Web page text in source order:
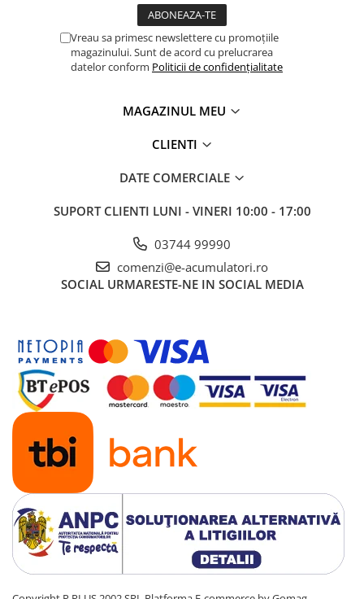
Dulapuri pentru cablare
structurata
Lumina (Becuri si Lanterne)
Laptop & PC accesorii, baterii,
cabluri USB, prelungitoare USB
Cablu de date si Adaptoare
Sisteme de prindere
Statii de incarcare EV
OUTLET
Pompe de caldura
Vreau sa primesc newslettere cu promoțiile
magazinului. Sunt de acord cu prelucrarea
datelor conform Politicii de confidențialitate
MAGAZINUL MEU
CLIENTI
DATE COMERCIALE
SUPORT CLIENTI LUNI - VINERI 10:00 - 17:00
03744 99990
comenzi@e-acumulatori.ro
SOCIAL URMARESTE-NE IN SOCIAL MEDIA